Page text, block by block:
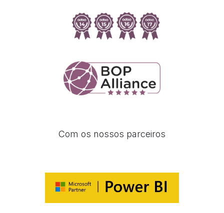
Com os nossos parceiros